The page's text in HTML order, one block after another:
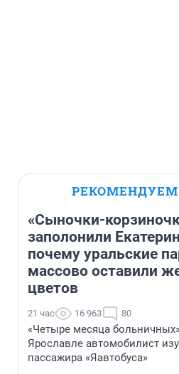
РЕКОМЕНДУЕМ
«Сыночки-
заполонили
почему уральские
массово оставили
цветов
21 час 16 963 80
«Четыре месяца
Ярославле автомобилист
пассажира «Яавтобуса»